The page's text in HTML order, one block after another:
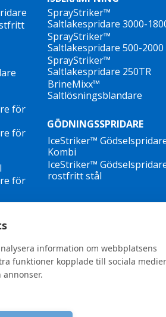
för
för
för
SprayStriker™
Saltlakespridare 3000-
SprayStriker™
Saltlakespridare 500-2000
SprayStriker™
Saltlakespridare 250TR
BrineMixx™
Saltlösningsblandare
GÖDNINGSSPRIDARE
IceStriker™
Kombi
IceStriker™
rostfritt stål
information om webbplatsens
funktioner kopplade till sociala